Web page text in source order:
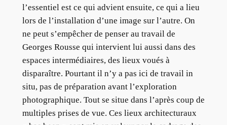
l’essentiel est ce qui advient ensuite, ce qui a lieu
lors de l’installation d’une image sur l’autre. On
ne peut s’empêcher de penser au travail de
Georges Rousse qui intervient lui aussi dans des
espaces intermédiaires, des lieux voués à
disparaître. Pourtant il n’y a pas ici de travail in
situ, pas de préparation avant l’exploration
photographique. Tout se situe dans l’après coup de
multiples prises de vue. Ces lieux architecturaux